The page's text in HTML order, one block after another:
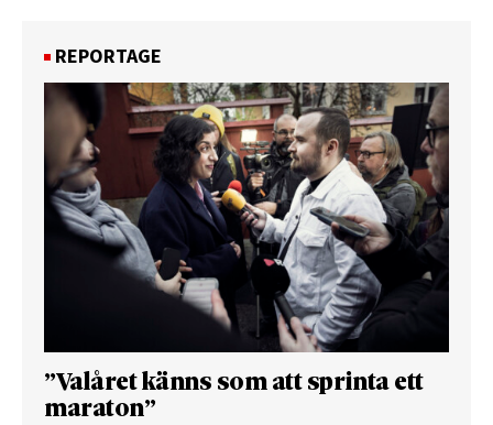
REPORTAGE
”Valåret känns som att sprinta ett
maraton”